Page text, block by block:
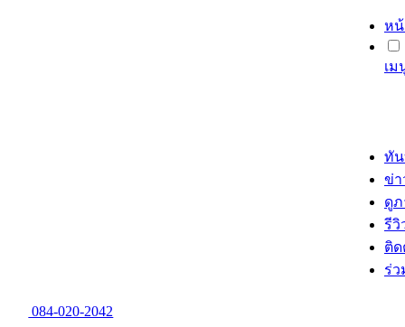
ห
เม
ทัน
ข่า
ดู
รีวิ
ติด
ร่ว
084-020-2042